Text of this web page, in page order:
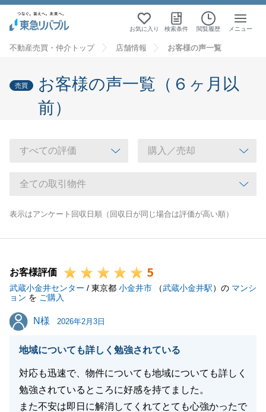
お気に入り 検索条件 閲覧履歴 メニュー
不動産売買・仲介トップ 店舗情報 お客様の声一覧
売買
お客様の声一覧（６ヶ月以
前）
表示はアンケート回収日順（回収日が同じ場合は評価が高い順）
お客様評価 5
武蔵小金井センター / 東京都 小金井市 （武蔵小金井駅）の マンシ
ョン を ご購入
N様
N様 2026年2月3日
地域についても詳しく勉強されている
対応も迅速で、物件についても地域についても詳しく
勉強されているところに好感を持てました。
また不安は即日に解消してくれてとても心強かったで